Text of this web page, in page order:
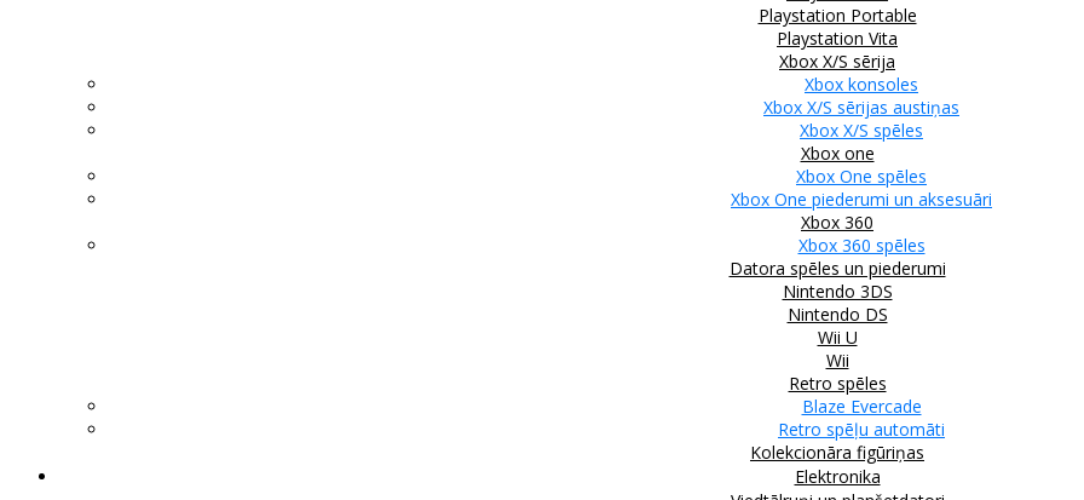
Playstation Portable
Playstation Vita
Xbox X/S sērija
Xbox konsoles
Xbox X/S sērijas austiņas
Xbox X/S spēles
Xbox one
Xbox One spēles
Xbox One piederumi un aksesuāri
Xbox 360
Xbox 360 spēles
Datora spēles un piederumi
Nintendo 3DS
Nintendo DS
Wii U
Wii
Retro spēles
Blaze Evercade
Retro spēļu automāti
Kolekcionāra figūriņas
Elektronika